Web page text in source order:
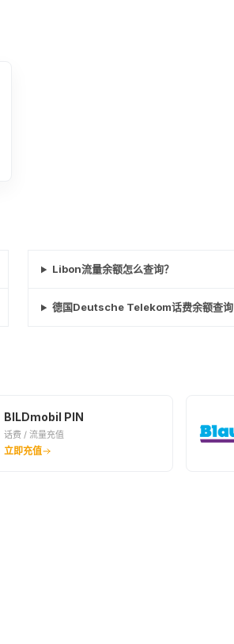
Libon流量余额怎么查询？
德国Deutsche Telekom话费余额查询
BILDmobil PIN
话费 / 流量充值
立即充值